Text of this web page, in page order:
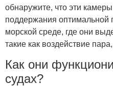
обнаружите, что эти
поддержания оптимальной
морской среде, где они
такие как воздействие
Как они
судах?